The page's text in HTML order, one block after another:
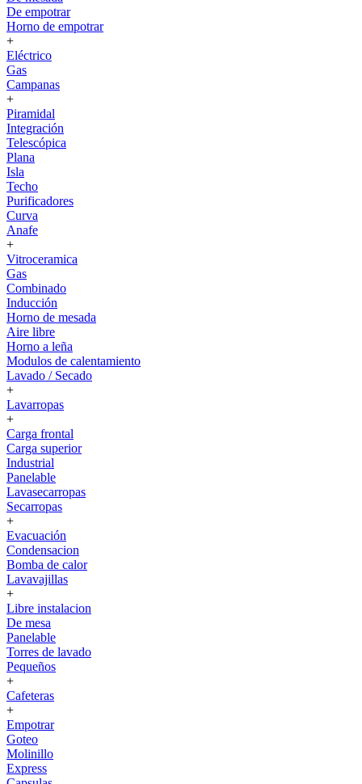
De empotrar
Horno de empotrar
+
Eléctrico
Gas
Campanas
+
Piramidal
Integración
Telescópica
Plana
Isla
Techo
Purificadores
Curva
Anafe
+
Vitroceramica
Gas
Combinado
Inducción
Horno de mesada
Aire libre
Horno a leña
Modulos de calentamiento
Lavado / Secado
+
Lavarropas
+
Carga frontal
Carga superior
Industrial
Panelable
Lavasecarropas
Secarropas
+
Evacuación
Condensacion
Bomba de calor
Lavavajillas
+
Libre instalacion
De mesa
Panelable
Torres de lavado
Pequeños
+
Cafeteras
+
Empotrar
Goteo
Molinillo
Express